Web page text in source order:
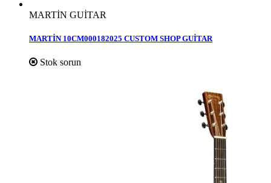
MARTİN GUİTAR
MARTİN 10CM000182025 CUSTOM SHOP GUİTAR
Stok sorun